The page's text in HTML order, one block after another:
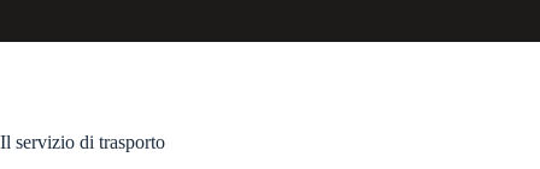
Il servizio di trasporto